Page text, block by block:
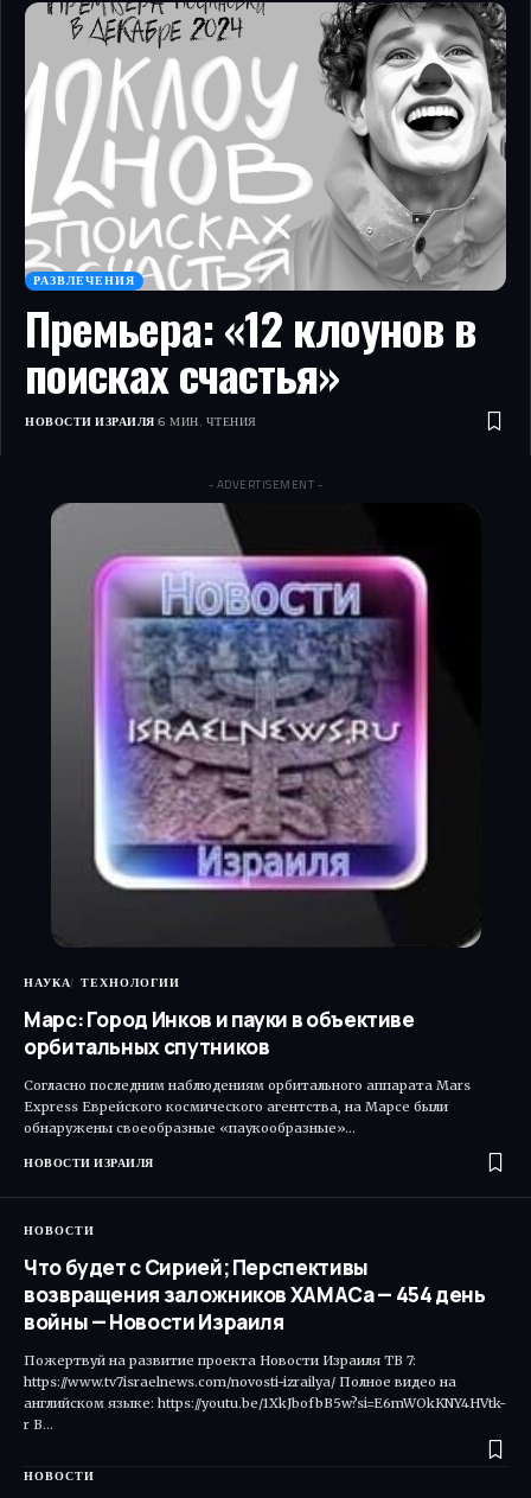
РАЗВЛЕЧЕНИЯ
Премьера: «12 клоунов в
поисках счастья»
НОВОСТИ ИЗРАИЛЯ 6 МИН. ЧТЕНИЯ
- ADVERTISEMENT -
НАУКА ТЕХНОЛОГИИ
Марс: Город Инков и пауки в объективе
орбитальных спутников
Согласно последним наблюдениям орбитального аппарата Mars
Express Еврейского космического агентства, на Марсе были
обнаружены своеобразные «паукообразные»…
НОВОСТИ ИЗРАИЛЯ
НОВОСТИ
Что будет с Сирией; Перспективы
возвращения заложников ХАМАСа — 454 день
войны — Новости Израиля
Пожертвуй на развитие проекта Новости Израиля ТВ 7:
https://www.tv7israelnews.com/novosti-izrailya/ Полное видео на
английском языке: https://youtu.be/1XkJbofbB5w?si=E6mWOkKNY4HVtk-
r В…
НОВОСТИ